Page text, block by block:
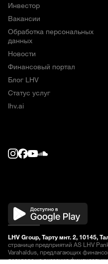
Инвестор
Вакансии
Обработка персональных
данных
Новости
Финансовый портал
Блог LHV
Статус услуг
lhv.ai
LHV Group, Тарту мнт. 2, 10145,
странице предприятий AS LHV
Varahaldus, предлагающих
договора на оказание финансовых